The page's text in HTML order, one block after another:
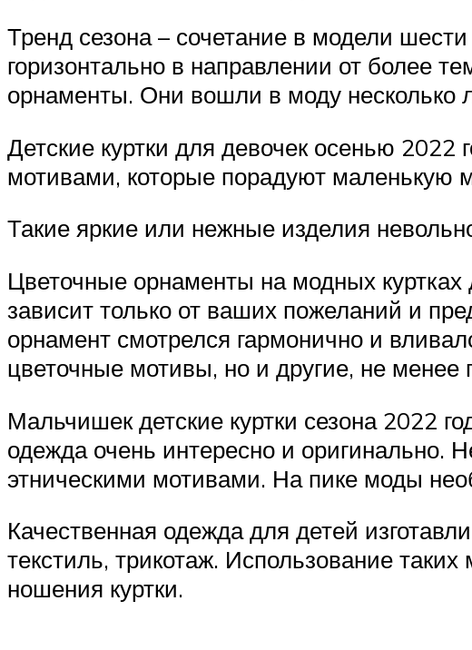
Тренд сезона – сочетание в модели
горизонтально в направлении от более
орнаменты. Они вошли в моду несколько
Детские куртки для девочек осенью
мотивами, которые порадуют маленькую
Такие яркие или нежные изделия
Цветочные орнаменты на модных
зависит только от ваших пожеланий и
орнамент смотрелся гармонично и
цветочные мотивы, но и другие, не менее
Мальчишек детские куртки сезона 2022
одежда очень интересно и оригинально.
этническими мотивами. На пике моды
Качественная одежда для детей
текстиль, трикотаж. Использование
ношения куртки.